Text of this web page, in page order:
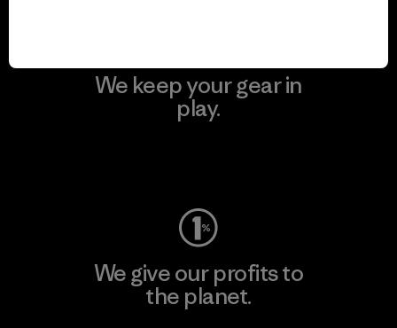
We keep your gear in
play.
We give our profits to
the planet.